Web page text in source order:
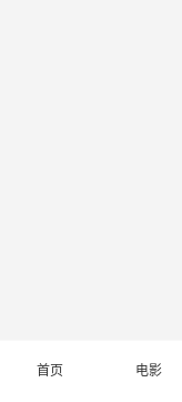
首页 电影